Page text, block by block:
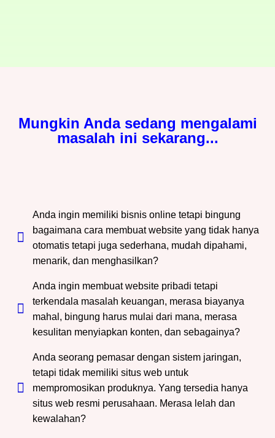
Mungkin Anda sedang mengalami
masalah ini sekarang...
Anda ingin memiliki bisnis online tetapi bingung
bagaimana cara membuat website yang tidak hanya
otomatis tetapi juga sederhana, mudah dipahami,
menarik, dan menghasilkan?
Anda ingin membuat website pribadi tetapi
terkendala masalah keuangan, merasa biayanya
mahal, bingung harus mulai dari mana, merasa
kesulitan menyiapkan konten, dan sebagainya?
Anda seorang pemasar dengan sistem jaringan,
tetapi tidak memiliki situs web untuk
mempromosikan produknya. Yang tersedia hanya
situs web resmi perusahaan. Merasa lelah dan
kewalahan?